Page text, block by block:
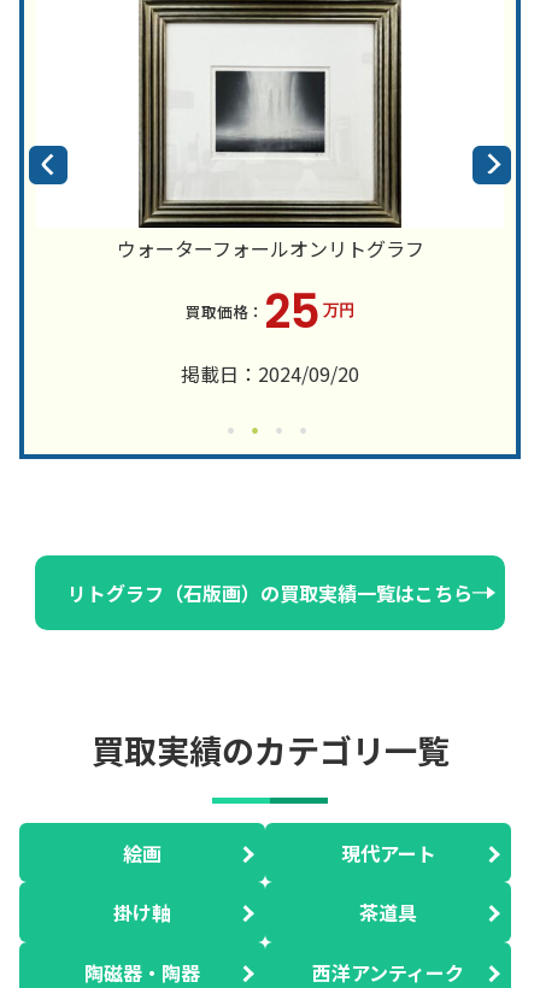
ウォーターフォールオンリトグラフ
25 万円
掲載日：2024/09/20
リトグラフ（石版画）の買取実績一覧はこちら
買取実績のカテゴリ一覧
絵画 現代アート
掛け軸 茶道具
陶磁器・陶器 西洋アンティーク